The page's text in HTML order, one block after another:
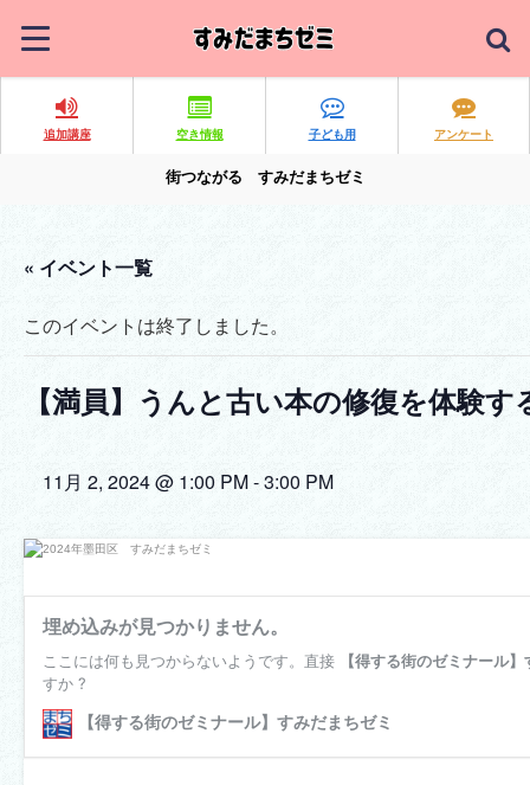
追加講座 空き情報 子ども用 アンケート
街つながる すみだまちゼミ
« イベント一覧
このイベントは終了しました。
【満員】うんと古い本の修復を体験す
11月 2, 2024 @ 1:00 PM-3:00 PM